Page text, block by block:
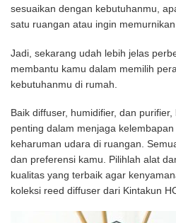
sesuaikan dengan kebutuhanmu,
satu ruangan atau ingin
Jadi, sekarang udah lebih jelas
membantu kamu dalam memilih
kebutuhanmu di rumah.
Baik diffuser, humidifier, dan
penting dalam menjaga
keharuman udara di ruangan.
dan preferensi kamu. Pilihlah alat
kualitas yang terbaik agar
koleksi reed diffuser dari Kintakun